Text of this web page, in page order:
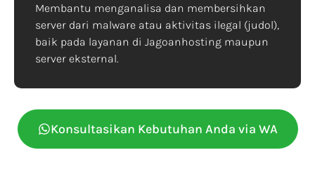
Membantu menganalisa dan membersihkan
server dari malware atau aktivitas ilegal (judol),
baik pada layanan di Jagoanhosting maupun
server eksternal.
Konsultasikan Kebutuhan Anda via WA